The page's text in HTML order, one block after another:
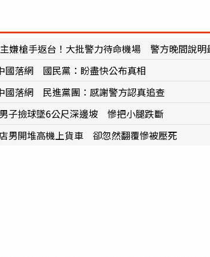
嫌槍手返台！大批警力待命機場 警方晚間說明
國落網 國民黨：盼盡快公布真相
國落網 民進黨團：感謝警方認真追查
子撿球墜6公尺深邊坡 慘把小腿跌斷
男開堆高機上貨車 卻忽然翻覆慘被壓死